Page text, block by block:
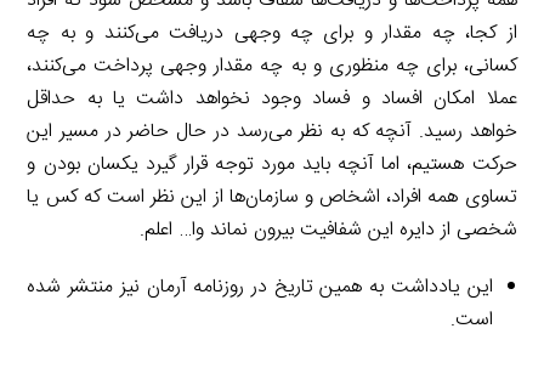
از کجا، چه مقدار و برای چه وجهی دریافت می‌کنند و به چه
کسانی، برای چه منظوری و به چه مقدار وجهی پرداخت می‌کنند،
عملا امکان افساد و فساد وجود نخواهد داشت یا به حداقل
خواهد رسید. آنچه که به نظر می‌رسد در حال حاضر در مسیر این
حرکت هستیم، اما آنچه باید مورد توجه قرار گیرد یکسان بودن و
تساوی همه افراد، اشخاص و سازمان‌ها از این نظر است که کس یا
شخصی از دایره این شفافیت بیرون نماند وا… اعلم.
این یادداشت به همین تاریخ در روزنامه آرمان نیز منتشر شده
است.